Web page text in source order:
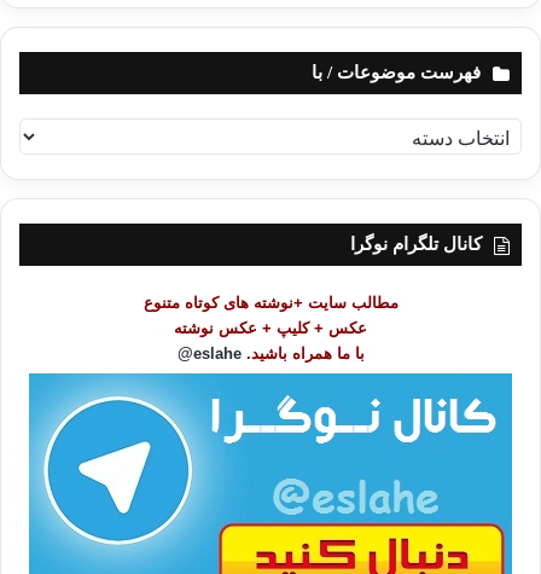
فهرست موضوعات / با
ه
ر
کانال تلگرام نوگرا
مطالب سایت +نوشته های کوتاه متنوع
عکس + کلیپ + عکس نوشته
با ما همراه باشید. eslahe@